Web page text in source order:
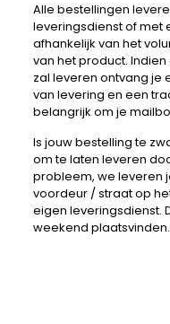
Alle bestellingen
leveringsdienst of met
afhankelijk van het
van het product.
zal leveren ontvang je
van levering en een
belangrijk om je
Is jouw bestelling te
om te laten leveren
probleem, we leveren
voordeur / straat op
eigen leveringsdienst.
weekend plaatsvinden.